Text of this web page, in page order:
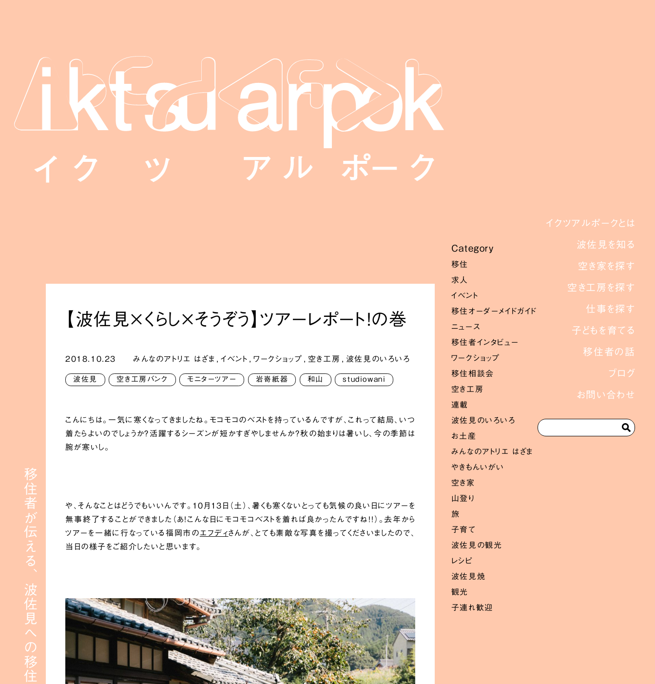
移住者が伝える、波佐見への移住
イクツアルポークとは
波佐見を知る
空き家を探す
空き工房を探す
仕事を探す
子どもを育てる
移住者の話
ブログ
お問い合わせ
Category
移住
求人
イベント
移住オーダーメイドガイド
ニュース
移住者インタビュー
ワークショップ
移住相談会
空き工房
連載
波佐見のいろいろ
お土産
みんなのアトリエ はざま
やきもんいがい
空き家
山登り
旅
子育て
波佐見の観光
レシピ
波佐見焼
観光
子連れ歓迎
【波佐見×くらし×そうぞう】ツアーレポート！の巻
2018.10.23 みんなのアトリエ はざま , イベント , ワークショップ , 空き工房 , 波佐見のいろいろ
波佐見 空き工房バンク モニターツアー 岩嵜紙器 和山 studiowani
こんにちは。一気に寒くなってきましたね。モコモコのベストを持っているんですが、これって結局、いつ
着たらよいのでしょうか？活躍するシーズンが短かすぎやしませんか？秋の始まりは暑いし、今の季節は
腕が寒いし。
や、そんなことはどうでもいいんです。10月13日（土）、暑くも寒くないとっても気候の良い日にツアーを
無事終了することができました（あ！こんな日にモコモコベストを着れば良かったんですね！！）。去年から
ツアーを一緒に行なっている福岡市のエフディさんが、とても素敵な写真を撮ってくださいましたので、
当日の様子をご紹介したいと思います。